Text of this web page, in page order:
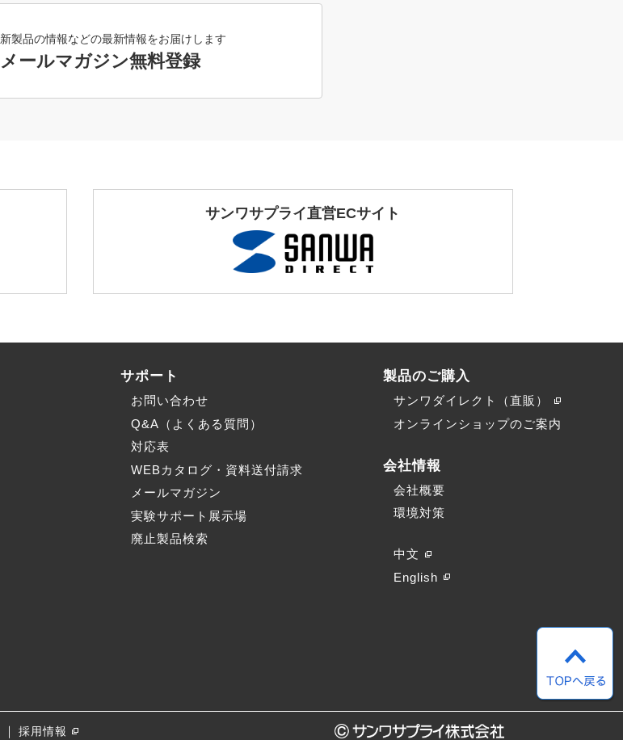
新製品の情報などの最新情報をお届けします
メールマガジン無料登録
サンワサプライ直営ECサイト
サポート
お問い合わせ
Q&A（よくある質問）
対応表
WEBカタログ・資料送付請求
メールマガジン
実験サポート展示場
廃止製品検索
製品のご購入
サンワダイレクト（直販）
オンラインショップのご案内
会社情報
会社概要
環境対策
中文
English
｜ 採用情報